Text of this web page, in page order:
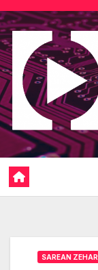
Saltar
al
contenido
SAREAN ZEHAR